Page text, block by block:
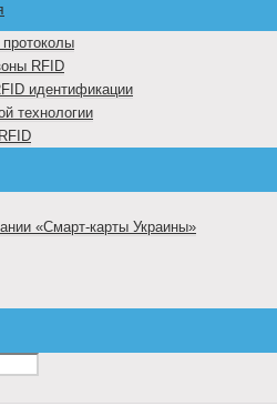
RFID
идентификации
технологии
«Смарт-карты Украины»